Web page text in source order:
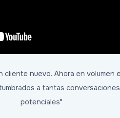
cliente nuevo. Ahora en volumen
a tantas
potenciales"